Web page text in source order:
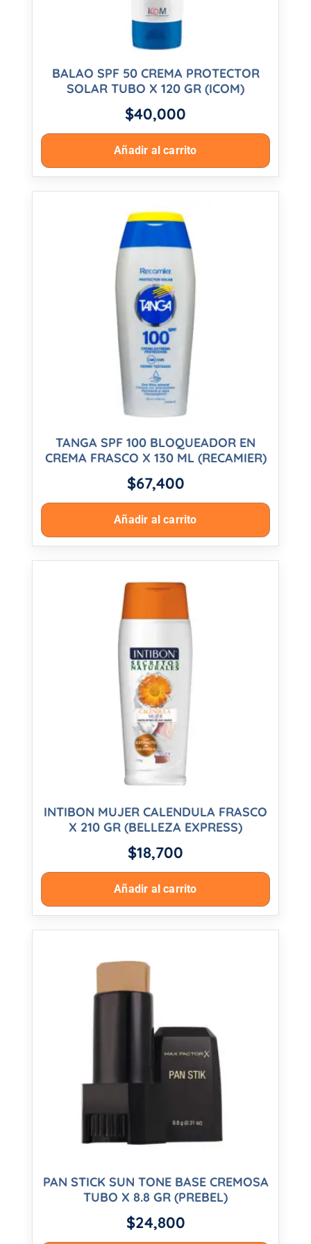
BALAO SPF 50 CREMA PROTECTOR
SOLAR TUBO X 120 GR (ICOM)
$40,000
Añadir al carrito
TANGA SPF 100 BLOQUEADOR EN
CREMA FRASCO X 130 ML (RECAMIER)
$67,400
Añadir al carrito
INTIBON MUJER CALENDULA FRASCO
X 210 GR (BELLEZA EXPRESS)
$18,700
Añadir al carrito
PAN STICK SUN TONE BASE CREMOSA
TUBO X 8.8 GR (PREBEL)
$24,800